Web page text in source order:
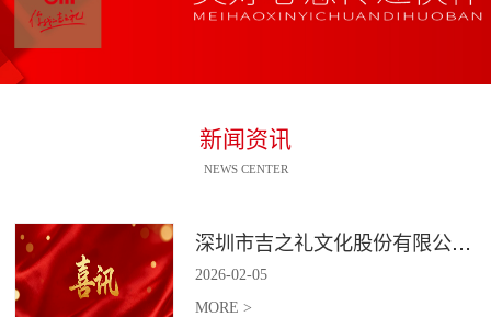
新闻资讯
NEWS CENTER
深圳市吉之礼文化股份有限公司荣获“国家高新技术企业”认定
2026-02-05
MORE >